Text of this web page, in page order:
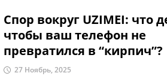
Спор вокруг UZIMEI: что
чтобы ваш телефон не
превратился в “кирпич”?
27 Ноябрь, 2025